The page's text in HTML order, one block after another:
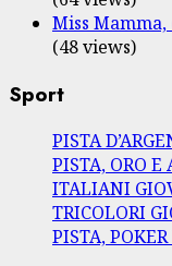
Miss
(48 views)
Sport
PISTA
PISTA, ORO E
ITALIANI
TRICOLORI
PISTA,